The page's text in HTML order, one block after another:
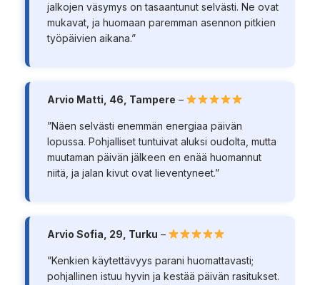
jalkojen väsymys on tasaantunut selvästi. Ne ovat
mukavat, ja huomaan paremman asennon pitkien
työpäivien aikana.”
Arvio Matti, 46, Tampere –
”Näen selvästi enemmän energiaa päivän
lopussa. Pohjalliset tuntuivat aluksi oudolta, mutta
muutaman päivän jälkeen en enää huomannut
niitä, ja jalan kivut ovat lieventyneet.”
Arvio Sofia, 29, Turku –
”Kenkien käytettävyys parani huomattavasti;
pohjallinen istuu hyvin ja kestää päivän rasitukset.